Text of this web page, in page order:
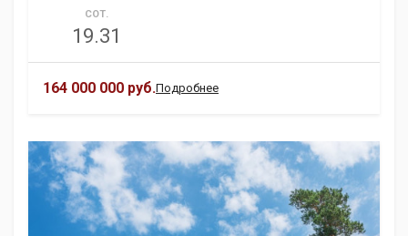
СОТ.
19.31
164 000 000 руб.Подробнее